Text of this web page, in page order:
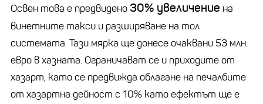
Освен това е предвидено 30% увеличение на
винетните такси и разширяване на тол
системата. Тази мярка ще донесе очаквани 53 млн.
евро в хазната. Ограничават се и приходите от
хазарт, като се предвижда облагане на печалбите
от хазартна дейност с 10% като ефектът ще е